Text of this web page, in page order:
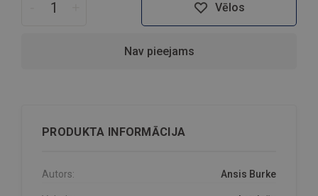
Vēlos
Nav pieejams
PRODUKTA INFORMĀCIJA
Autors: Ansis Burke